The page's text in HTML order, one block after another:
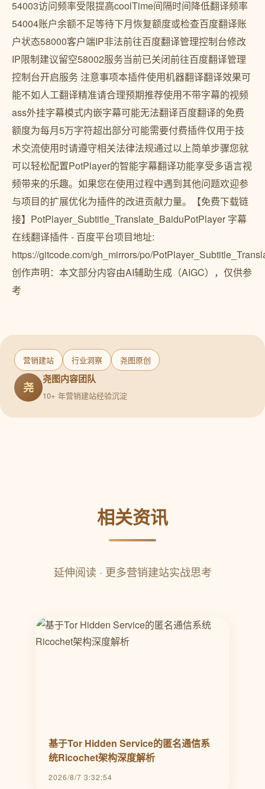
54003访问频率受限提高coolTime间隔时间降低翻译频率
54004账户余额不足等待下月恢复额度或检查百度翻译账
户状态58000客户端IP非法前往百度翻译管理控制台修改
IP限制建议留空58002服务当前已关闭前往百度翻译管理
控制台开启服务 注意事项本插件使用机器翻译翻译效果可
能不如人工翻译精准请合理预期推荐使用不带字幕的视频
ass外挂字幕模式内嵌字幕可能无法翻译百度翻译的免费
额度为每月5万字符超出部分可能需要付费插件仅用于技
术交流使用时请遵守相关法律法规通过以上简单步骤您就
可以轻松配置PotPlayer的智能字幕翻译功能享受多语言视
频带来的乐趣。如果您在使用过程中遇到其他问题欢迎参
与项目的扩展优化为插件的改进贡献力量。【免费下载链
接】PotPlayer_Subtitle_Translate_BaiduPotPlayer 字幕
在线翻译插件 - 百度平台项目地址:
https://gitcode.com/gh_mirrors/po/
创作声明：本文部分内容由AI辅助生成（AIGC），仅供参
考
营销建站 行业洞察 尧图原创
尧
尧图内容团队
10+ 年营销建站经验沉淀
相关资讯
延伸阅读 · 更多营销建站实战思考
基于Tor Hidden Service的匿名通信系
统Ricochet架构深度解析
2026/8/7 3:32:54